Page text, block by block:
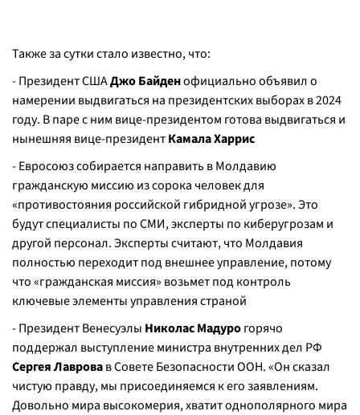
Также за сутки стало известно, что:
- Президент СШАДжо Байденофициально объявил о
намерении выдвигаться на президентских выборах в 2024
году. В паре с ним вице-президентом готова выдвигаться и
нынешняя вице-президентКамала Харрис
- Евросоюз собирается направить в Молдавию
гражданскую миссию из сорока человек для
«противостояния российской гибридной угрозе». Это
будут специалисты по СМИ, эксперты по киберугрозам и
другой персонал. Эксперты считают, что Молдавия
полностью переходит под внешнее управление, потому
что «гражданская миссия» возьмет под контроль
ключевые элементы управления страной
- Президент Венесуэлы Николас Мадурогорячо
поддержал выступление министра внутренних дел РФ
Сергея Лавровав Совете Безопасности ООН. «Он сказал
чистую правду, мы присоединяемся к его заявлениям.
Довольно мира высокомерия, хватит однополярного мира